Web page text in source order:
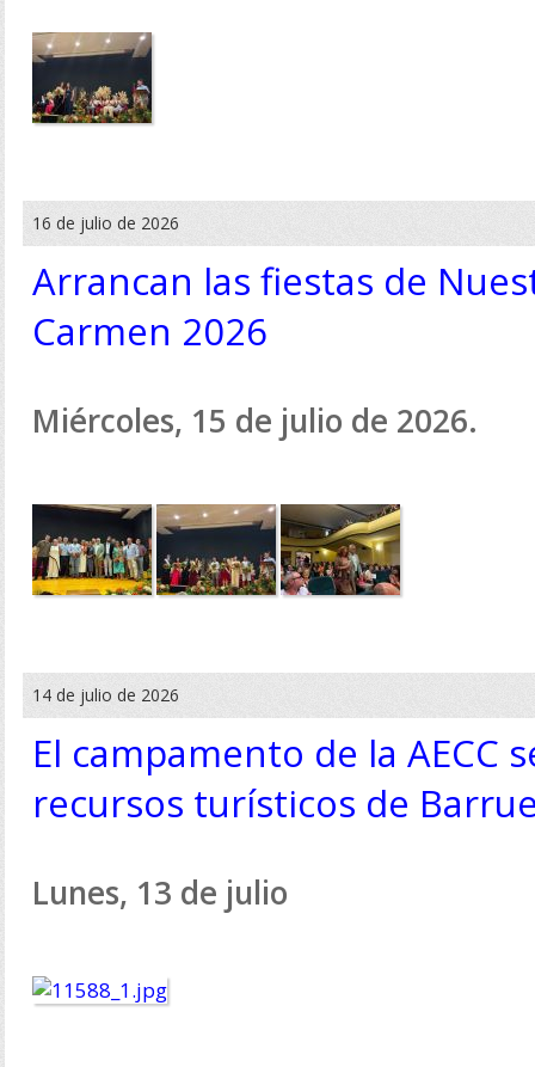
16 de julio de 2026
Arrancan las fiestas de
Carmen 2026
Miércoles, 15 de julio de 2026.
14 de julio de 2026
El campamento de la AECC
recursos turísticos de
Lunes, 13 de julio